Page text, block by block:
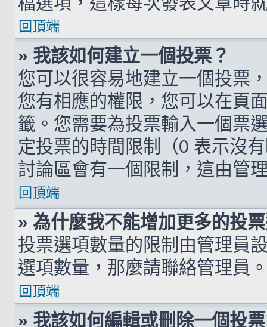
回頂端
» 我該如何建立一個投票？
您可以很容易地建立一個投票
您有相應的權限，您可以在頁
籤。您需要為投票輸入一個票
定投票的時間限制（0 表示沒
討論區會有一個限制，這由管
回頂端
» 為什麼我不能增加更多的投
投票選項數量的限制由管理員
選項數量，那麼請聯絡管理員
回頂端
» 我該如何編輯或刪除一個投